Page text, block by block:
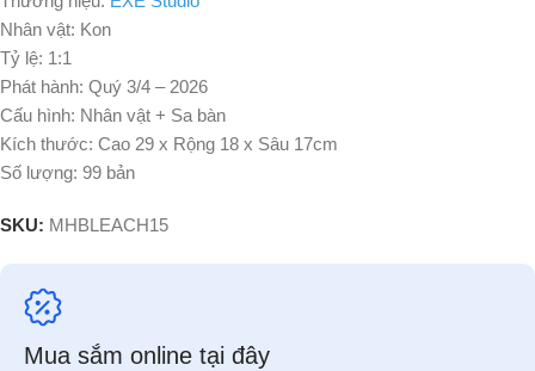
Nhân vật: Kon
Tỷ lệ: 1:1
Phát hành: Quý 3/4 – 2026
Cấu hình: Nhân vật + Sa bàn
Kích thước: Cao 29 x Rộng 18 x Sâu 17cm
Số lượng: 99 bản
SKU: MHBLEACH15
Mua sắm online tại đây